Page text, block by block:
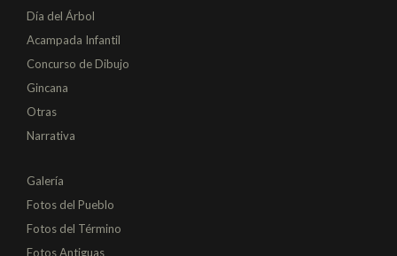
Día del Árbol
Acampada Infantil
Concurso de Dibujo
Gincana
Otras
Narrativa
Galería
Fotos del Pueblo
Fotos del Término
Fotos Antiguas